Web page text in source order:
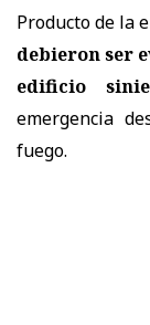
Producto de la
debieron ser
edificio
emergencia
fuego.